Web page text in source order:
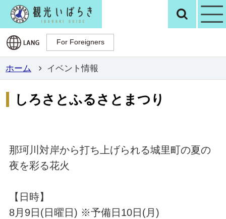
観光いばらき検
For Foreigners
For Foreigners
ホーム イベント情報
しろさとふるさとまつり
那珂川対岸から打ち上げられる城里町の夏の
夜を彩る花火
【日時】
8月9日(日曜日) ※予備日10日(月)